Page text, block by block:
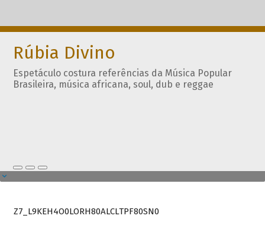
Rúbia Divino
Espetáculo costura referências da Música Popular
Brasileira, música africana, soul, dub e reggae
Z7_L9KEH4O0LORH80ALCLTPF80SN0